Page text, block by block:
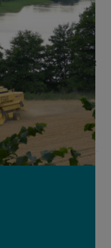
daalden
op de wereldmarkt zijn
opzichte van 2023. Dat
van de Verenigde